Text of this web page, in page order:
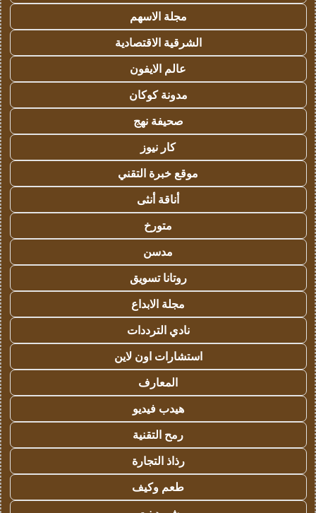
مجلة الاسهم
الشرقية الاقتصادية
عالم الايفون
مدونة كوكان
صحيفة نهج
كار نيوز
موقع خبرة التقني
أناقة أنثى
متورخ
مدسن
روتانا تسويق
مجلة الابداع
نادي الترددات
استشارات اون لاين
المعارف
هيدب فيديو
رمح التقنية
رذاذ التجارة
طعم وكيف